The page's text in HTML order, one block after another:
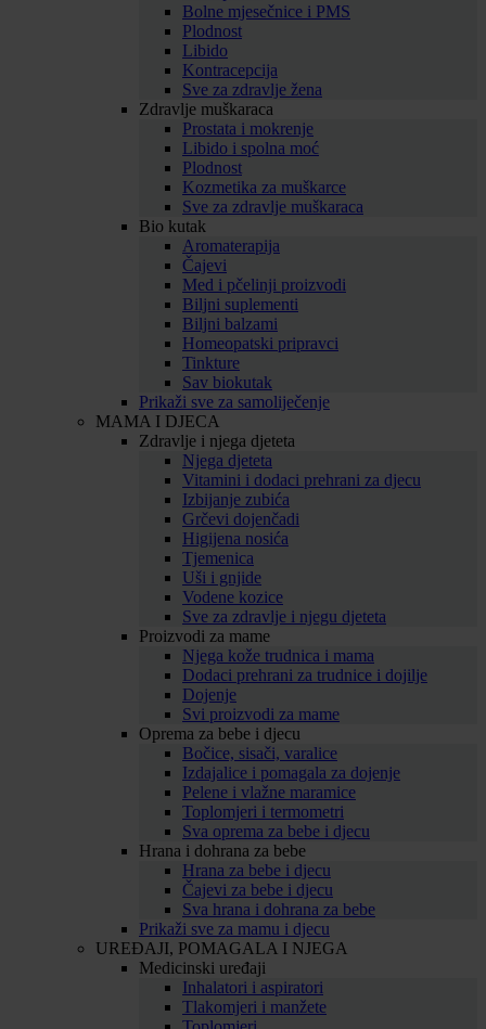
Bolne mjesečnice i PMS
Plodnost
Libido
Kontracepcija
Sve za zdravlje žena
Zdravlje muškaraca
Prostata i mokrenje
Libido i spolna moć
Plodnost
Kozmetika za muškarce
Sve za zdravlje muškaraca
Bio kutak
Aromaterapija
Čajevi
Med i pčelinji proizvodi
Biljni suplementi
Biljni balzami
Homeopatski pripravci
Tinkture
Sav biokutak
Prikaži sve za samoliječenje
MAMA I DJECA
Zdravlje i njega djeteta
Njega djeteta
Vitamini i dodaci prehrani za djecu
Izbijanje zubića
Grčevi dojenčadi
Higijena nosića
Tjemenica
Uši i gnjide
Vodene kozice
Sve za zdravlje i njegu djeteta
Proizvodi za mame
Njega kože trudnica i mama
Dodaci prehrani za trudnice i dojilje
Dojenje
Svi proizvodi za mame
Oprema za bebe i djecu
Bočice, sisači, varalice
Izdajalice i pomagala za dojenje
Pelene i vlažne maramice
Toplomjeri i termometri
Sva oprema za bebe i djecu
Hrana i dohrana za bebe
Hrana za bebe i djecu
Čajevi za bebe i djecu
Sva hrana i dohrana za bebe
Prikaži sve za mamu i djecu
UREĐAJI, POMAGALA I NJEGA
Medicinski uređaji
Inhalatori i aspiratori
Tlakomjeri i manžete